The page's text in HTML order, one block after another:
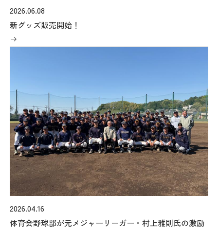
案内
2026.06.08
新グッズ販売開始！
2026.04.16
体育会野球部が元メジャーリーガー・村上雅則氏の激励